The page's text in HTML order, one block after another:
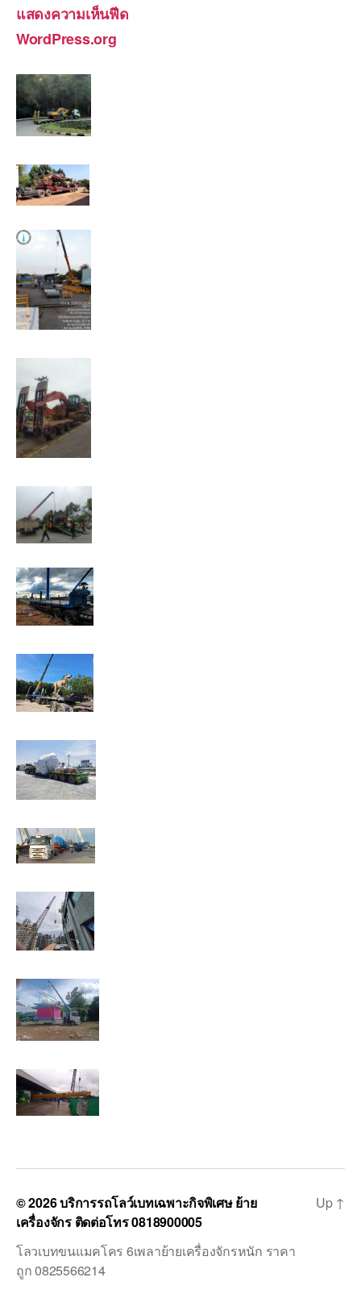
แสดงความเห็นฟีด
WordPress.org
© 2026บริการรถโลว์เบทเฉพาะกิจพิเศษ ย้าย
เครื่องจักร ติดต่อโทร 0818900005
โลวเบทขนแมคโคร 6เพลาย้ายเครื่องจักรหนัก ราคา
ถูก 0825566214
Up ↑